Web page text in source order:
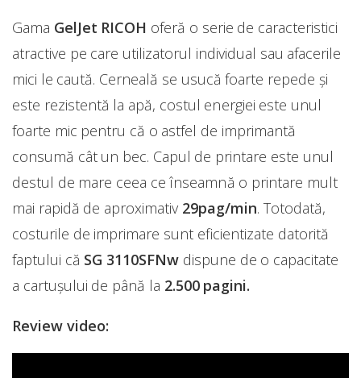
Gama GelJet RICOH oferă o serie de caracteristici
atractive pe care utilizatorul individual sau afacerile
mici le caută. Cerneală se usucă foarte repede și
este rezistentă la apă, costul energiei este unul
foarte mic pentru că o astfel de imprimantă
consumă cât un bec. Capul de printare este unul
destul de mare ceea ce înseamnă o printare mult
mai rapidă de aproximativ 29pag/min. Totodată,
costurile de imprimare sunt eficientizate datorită
faptului că SG 3110SFNw dispune de o capacitate
a cartușului de până la 2.500 pagini.
Review video: